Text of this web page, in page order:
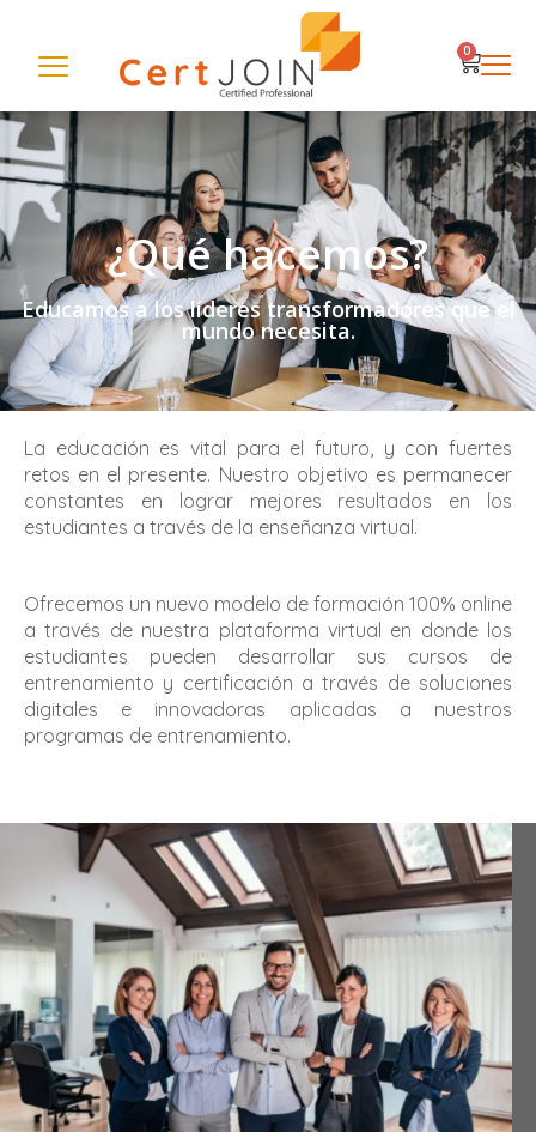
0
¿Qué hacemos?
Educamos a los líderes transformadores que el
mundo necesita.
La educación es vital para el futuro, y con fuertes
retos en el presente. Nuestro objetivo es permanecer
constantes en lograr mejores resultados en los
estudiantes a través de la enseñanza virtual.
Ofrecemos un nuevo modelo de formación 100% online
a través de nuestra plataforma virtual en donde los
estudiantes pueden desarrollar sus cursos de
entrenamiento y certificación a través de soluciones
digitales e innovadoras aplicadas a nuestros
programas de entrenamiento.